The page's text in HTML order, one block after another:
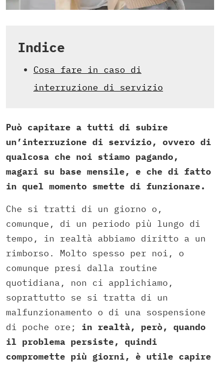
Indice
Cosa fare in caso di
interruzione di servizio
Può capitare a tutti di subire
un’interruzione di servizio, ovvero di
qualcosa che noi stiamo pagando,
magari su base mensile, e che di fatto
in quel momento smette di funzionare.
Che si tratti di un giorno o,
comunque, di un periodo più lungo di
tempo, in realtà abbiamo diritto a un
rimborso. Molto spesso per noi, o
comunque presi dalla routine
quotidiana, non ci applichiamo,
soprattutto se si tratta di un
malfunzionamento o di una sospensione
di poche ore; in realtà, però, quando
il problema persiste, quindi
compromette più giorni, è utile capire